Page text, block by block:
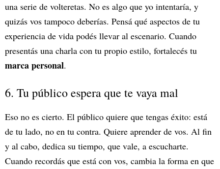
una serie de volteretas. No es algo que yo intentaría, y
quizás vos tampoco deberías. Pensá qué aspectos de tu
experiencia de vida podés llevar al escenario. Cuando
presentás una charla con tu propio estilo, fortalecés tu
marca personal.
6. Tu público espera que te vaya mal
Eso no es cierto. El público quiere que tengas éxito: está
de tu lado, no en tu contra. Quiere aprender de vos. Al fin
y al cabo, dedica su tiempo, que vale, a escucharte.
Cuando recordás que está con vos, cambia la forma en que